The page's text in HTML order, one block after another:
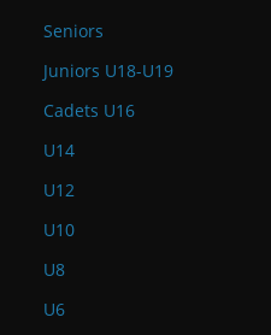
Seniors
Juniors U18-U19
Cadets U16
U14
U12
U10
U8
U6